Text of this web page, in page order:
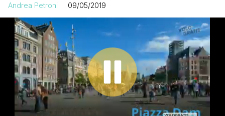
Andrea Petroni 09/05/2019